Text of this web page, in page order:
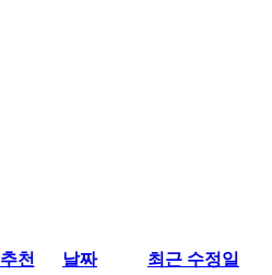
추천 날짜
최근 수정일